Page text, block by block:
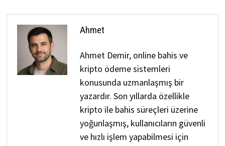
Ahmet
Ahmet Demir, online bahis ve
kripto ödeme sistemleri
konusunda uzmanlaşmış bir
yazardır. Son yıllarda özellikle
kripto ile bahis süreçleri üzerine
yoğunlaşmış, kullanıcıların güvenli
ve hızlı işlem yapabilmesi için